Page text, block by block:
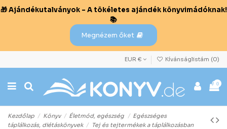
🎁 Ajándékutalványok – A tökéletes ajándék könyvimádóknak!
📚
Megnézem őket
EUR € Kívánságlistám (0)
0
Kezdőlap Könyv Életmód, egészség
Egészséges
táplálkozás, diétáskönyvek
Tej és tejtermékek a táplálkozásban